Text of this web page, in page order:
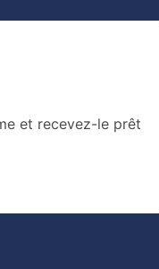
et recevez-le prêt